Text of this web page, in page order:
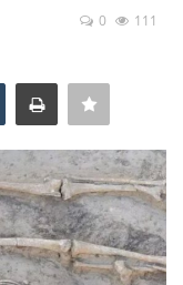
0 111